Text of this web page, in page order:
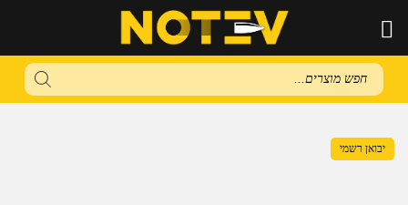
Products
search
יבואן רשמי